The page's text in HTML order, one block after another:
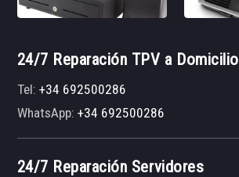
24/7 Reparación TPV a Domicilio
Tel:+34 692500286
WhatsApp:+34 692500286
24/7 Reparación Servidores